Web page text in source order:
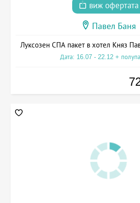
виж офертата
Павел Баня
Луксозен СПА пакет в хотел Княз
Дата: 16.07 - 22.12 +